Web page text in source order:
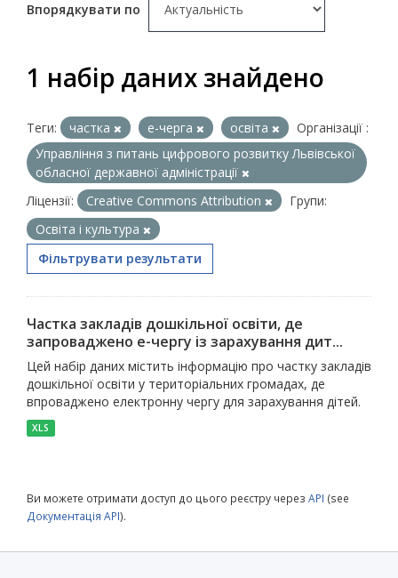
Впорядкувати по
1 набір даних знайдено
Теги: частка е-черга освіта
Організації :
Управління з питань цифрового розвитку Львівської
обласної державної адміністрації
Ліцензії:
Creative Commons Attribution
Групи:
Освіта і культура
Фільтрувати результати
Частка закладів дошкільної освіти, де
запроваджено е-чергу із зарахування дит...
Цей набір даних містить інформацію про частку закладів
дошкільної освіти у територіальних громадах, де
впроваджено електронну чергу для зарахування дітей.
XLS
Ви можете отримати доступ до цього реєстру через API (see
Документація API).